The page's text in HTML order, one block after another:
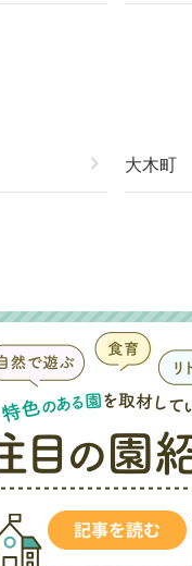
chevron_right 大木町